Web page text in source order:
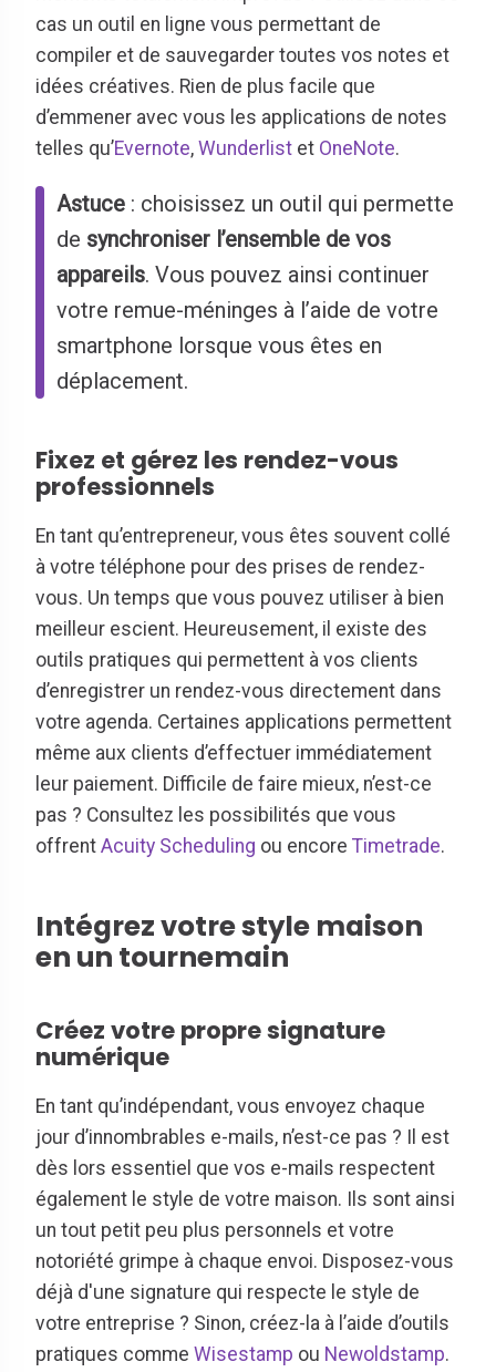
cas un outil en ligne vous permettant de
compiler et de sauvegarder toutes vos notes et
idées créatives. Rien de plus facile que
d’emmener avec vous les applications de notes
telles qu’Evernote, Wunderlist et OneNote.
Astuce : choisissez un outil qui permette
de synchroniser l’ensemble de vos
appareils. Vous pouvez ainsi continuer
votre remue-méninges à l’aide de votre
smartphone lorsque vous êtes en
déplacement.
Fixez et gérez les rendez-vous
professionnels
En tant qu’entrepreneur, vous êtes souvent collé
à votre téléphone pour des prises de rendez-
vous. Un temps que vous pouvez utiliser à bien
meilleur escient. Heureusement, il existe des
outils pratiques qui permettent à vos clients
d’enregistrer un rendez-vous directement dans
votre agenda. Certaines applications permettent
même aux clients d’effectuer immédiatement
leur paiement. Difficile de faire mieux, n’est-ce
pas ? Consultez les possibilités que vous
offrent Acuity Scheduling ou encore Timetrade.
Intégrez votre style maison
en un tournemain
Créez votre propre signature
numérique
En tant qu’indépendant, vous envoyez chaque
jour d’innombrables e-mails, n’est-ce pas ? Il est
dès lors essentiel que vos e-mails respectent
également le style de votre maison. Ils sont ainsi
un tout petit peu plus personnels et votre
notoriété grimpe à chaque envoi. Disposez-vous
déjà d'une signature qui respecte le style de
votre entreprise ? Sinon, créez-la à l’aide d’outils
pratiques comme Wisestamp ou Newoldstamp.